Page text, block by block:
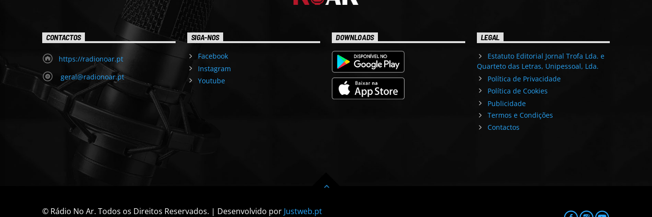
CONTACTOS
https://radionoar.pt
geral@radionoar.pt
SIGA-NOS
Facebook
Instagram
Youtube
DOWNLOADS LEGAL
Estatuto Editorial Jornal Trofa Lda. e
Quarteto das Letras, Unipessoal, Lda.
Política de Privacidade
Política de Cookies
Publicidade
Termos e Condições
Contactos
© Rádio No Ar. Todos os Direitos Reservados. | Desenvolvido por Justweb.pt